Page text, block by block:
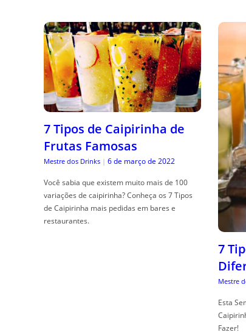
7 Tipos de Caipirinha de
Frutas Famosas
Mestre dos Drinks | 6 de março de 2022
Você sabia que existem muito mais de 100
variações de caipirinha? Conheça os 7 Tipos
de Caipirinha mais pedidas em bares e
restaurantes.
7
Mestre
Esta
Fazer!